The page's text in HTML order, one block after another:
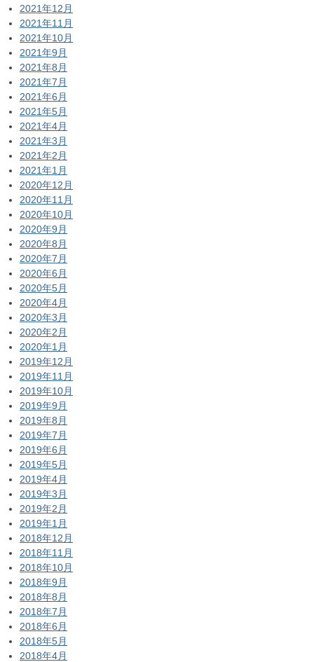
2021年12月
2021年11月
2021年10月
2021年9月
2021年8月
2021年7月
2021年6月
2021年5月
2021年4月
2021年3月
2021年2月
2021年1月
2020年12月
2020年11月
2020年10月
2020年9月
2020年8月
2020年7月
2020年6月
2020年5月
2020年4月
2020年3月
2020年2月
2020年1月
2019年12月
2019年11月
2019年10月
2019年9月
2019年8月
2019年7月
2019年6月
2019年5月
2019年4月
2019年3月
2019年2月
2019年1月
2018年12月
2018年11月
2018年10月
2018年9月
2018年8月
2018年7月
2018年6月
2018年5月
2018年4月